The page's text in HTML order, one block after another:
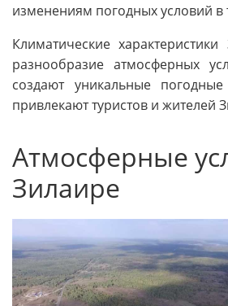
изменениям погодных условий в
Климатические
разнообразие атмосферных
создают уникальные
привлекают туристов и жителей
Атмосферные
Зилаире